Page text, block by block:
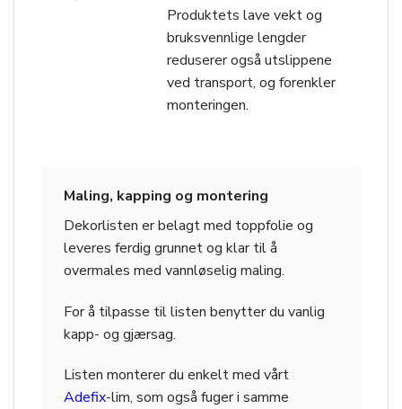
Produktets lave vekt og
bruksvennlige lengder
reduserer også utslippene
ved transport, og forenkler
monteringen.
Maling, kapping og montering
Dekorlisten er belagt med toppfolie og
leveres ferdig grunnet og klar til å
overmales med vannløselig maling.
For å tilpasse til listen benytter du vanlig
kapp- og gjærsag.
Listen monterer du enkelt med vårt
Adefix-lim, som også fuger i samme